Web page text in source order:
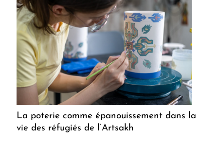
La poterie comme épanouissement dans la
vie des réfugiés de l’Artsakh